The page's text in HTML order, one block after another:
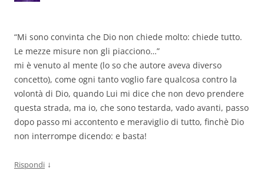
“Mi sono convinta che Dio non chiede molto: chiede tutto.
Le mezze misure non gli piacciono…”
mi è venuto al mente (lo so che autore aveva diverso
concetto), come ogni tanto voglio fare qualcosa contro la
volontà di Dio, quando Lui mi dice che non devo prendere
questa strada, ma io, che sono testarda, vado avanti, passo
dopo passo mi accontento e meraviglio di tutto, finchè Dio
non interrompe dicendo: e basta!
Rispondi ↓